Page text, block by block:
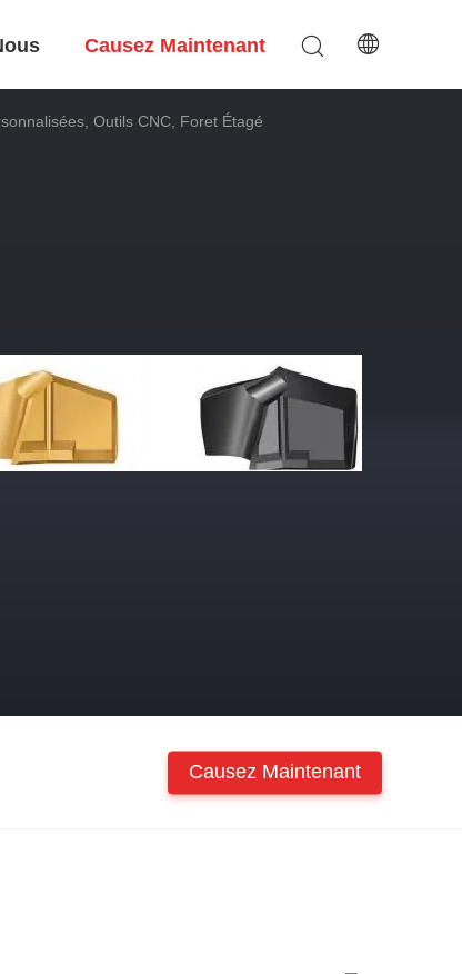
Causez Maintenant
Outils CNC, Foret Étagé
Causez Maintenant